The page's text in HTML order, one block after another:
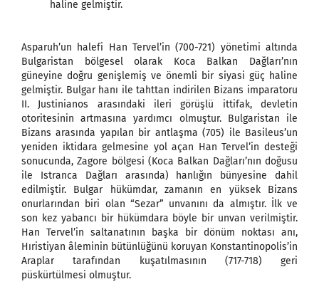
haline gelmiştir.
Asparuh’un halefi Han Tervel’in (700-721) yönetimi altında
Bulgaristan bölgesel olarak Koca Balkan Dağları’nın
güneyine doğru genişlemiş ve önemli bir siyasi güç haline
gelmiştir. Bulgar hanı ile tahttan indirilen Bizans imparatoru
II. Justinianos arasındaki ileri görüşlü ittifak, devletin
otoritesinin artmasına yardımcı olmuştur. Bulgaristan ile
Bizans arasında yapılan bir antlaşma (705) ile Basileus’un
yeniden iktidara gelmesine yol açan Han Tervel’in desteği
sonucunda, Zagore bölgesi (Koca Balkan Dağları’nın doğusu
ile Istranca Dağları arasında) hanlığın bünyesine dahil
edilmiştir. Bulgar hükümdar, zamanın en yüksek Bizans
onurlarından biri olan “Sezar” unvanını da almıştır. İlk ve
son kez yabancı bir hükümdara böyle bir unvan verilmiştir.
Han Tervel’in saltanatının başka bir dönüm noktası anı,
Hıristiyan âleminin bütünlüğünü koruyan Konstantinopolis’in
Araplar tarafından kuşatılmasının (717-718) geri
püskürtülmesi olmuştur.